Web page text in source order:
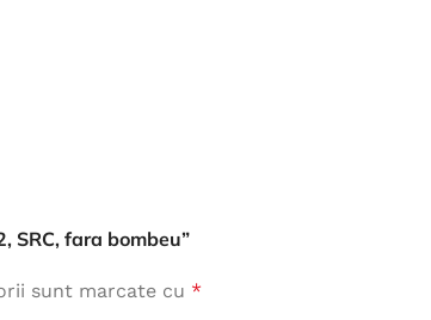
SRC, fara bombeu”
sunt marcate cu *